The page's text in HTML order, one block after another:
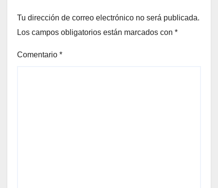
Tu dirección de correo electrónico no será publicada.
Los campos obligatorios están marcados con *
Comentario *